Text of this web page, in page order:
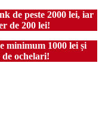
de peste 2000 lei, iar
de 200 lei!
minimum 1000 lei și
ochelari!